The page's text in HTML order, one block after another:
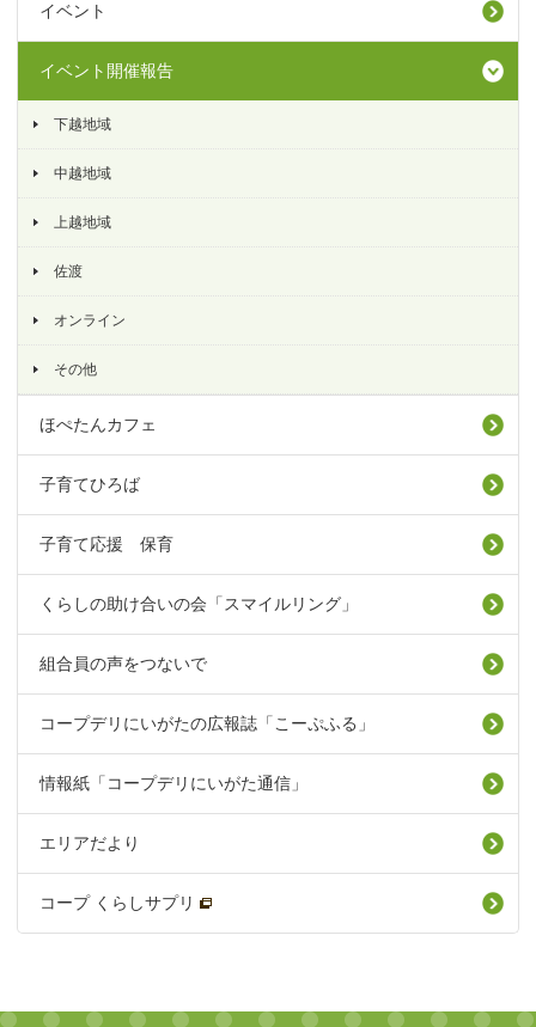
イベント
イベント開催報告
下越地域
中越地域
上越地域
佐渡
オンライン
その他
ほぺたんカフェ
子育てひろば
子育て応援 保育
くらしの助け合いの会「スマイルリング」
組合員の声をつないで
コープデリにいがたの広報誌「こーぷふる」
情報紙「コープデリにいがた通信」
エリアだより
コープ くらしサプリ